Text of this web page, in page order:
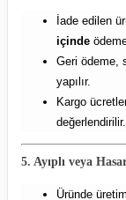
İade edilen
içinde
Geri ödeme,
yapılır.
Kargo
değerlendirilir.
5. Ayıplı veya
Üründe